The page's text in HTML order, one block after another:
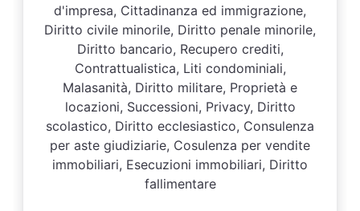
d'impresa, Cittadinanza ed immigrazione,
Diritto civile minorile, Diritto penale minorile,
Diritto bancario, Recupero crediti,
Contrattualistica, Liti condominiali,
Malasanità, Diritto militare, Proprietà e
locazioni, Successioni, Privacy, Diritto
scolastico, Diritto ecclesiastico, Consulenza
per aste giudiziarie, Cosulenza per vendite
immobiliari, Esecuzioni immobiliari, Diritto
fallimentare